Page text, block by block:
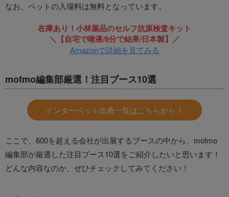
なお、ペットの入場料は無料となっています。
在庫あり！小林薬品のセルフ抗原検査キット
＼【自宅で唾液/8分で結果/日本製】／
Amazonで詳細を見てみる
mofmo編集部厳選！注目ブース10選
インターペット出典一覧はこちらから！
ここで、600を超える会社が出展するブースの中から、mofmo
編集部が厳選した注目ブース10選をご紹介したいと思います！
どんな内容なのか、ぜひチェックしてみてください！